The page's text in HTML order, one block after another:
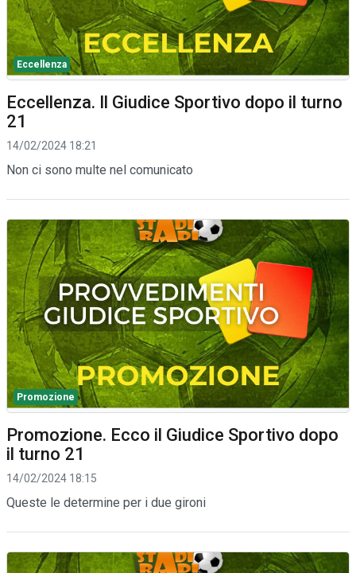
Eccellenza
Eccellenza. Il Giudice Sportivo dopo il turno
21
14/02/2024 18:21
Non ci sono multe nel comunicato
Promozione
Promozione. Ecco il Giudice Sportivo dopo
il turno 21
14/02/2024 18:15
Queste le determine per i due gironi